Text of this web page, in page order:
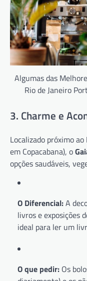
Algumas das
Rio de Janeiro
3. Charme e
Localizado próximo
em Copacabana), o
opções saudáveis,
O Diferencial:A
livros e exposições
ideal para ler um
O que pedir: Os